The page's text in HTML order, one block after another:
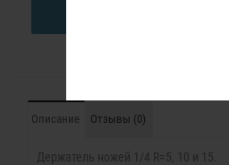
Описание Отзывы (0)
Держатель ножей 1/4 R=5, 10 и 15.